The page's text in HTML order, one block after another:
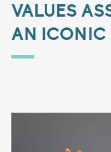
VALUES
AN ICONIC